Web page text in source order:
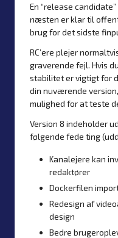
En “release
næsten er klar til
brug for det sidste
RC’ere plejer
graverende fejl. Hvis
stabilitet er vigtigt for
din nuværende
mulighed for at teste
Version 8 indeholder
følgende fede ting
Kanalejere kan
redaktører
Dockerfilen
Redesign af
design
Bedre